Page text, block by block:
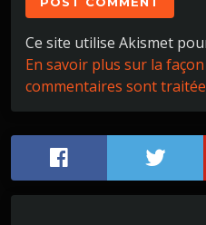
Ce site utilise Akismet
En savoir plus sur la
commentaires sont